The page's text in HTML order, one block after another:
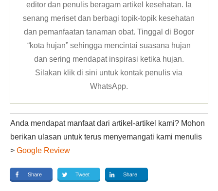
editor dan penulis beragam artikel kesehatan. Ia
senang meriset dan berbagi topik-topik kesehatan
dan pemanfaatan tanaman obat. Tinggal di Bogor
“kota hujan” sehingga mencintai suasana hujan
dan sering mendapat inspirasi ketika hujan.
Silakan klikdi sini untuk kontak penulis via
WhatsApp.
Anda mendapat manfaat dari artikel-artikel kami? Mohon
berikan ulasan untuk terus menyemangati kami menulis
> Google Review
Share Tweet Share